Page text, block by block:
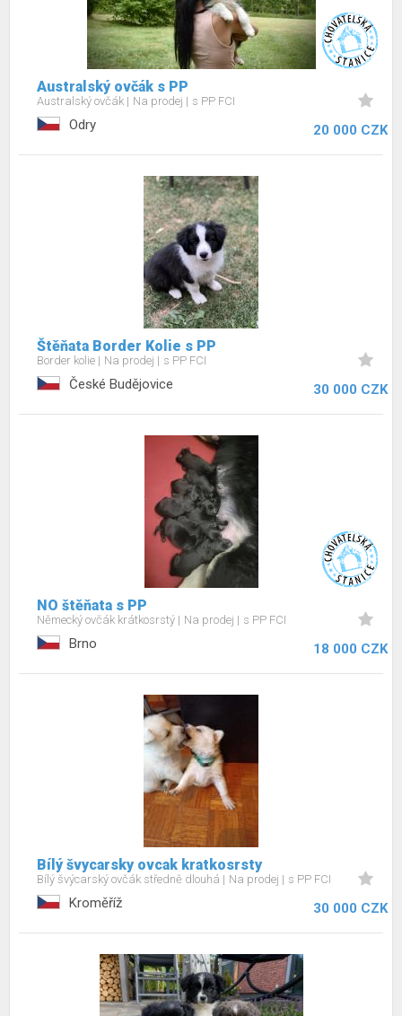
Australský ovčák s PP
Australský ovčák Na prodej s PP FCI
Odry 20 000 CZK
Štěňata Border Kolie s PP
Border kolie Na prodej s PP FCI
České Budějovice 30 000 CZK
NO štěňata s PP
Německý ovčák krátkosrstý Na prodej s PP FCI
Brno 18 000 CZK
Bílý švycarsky ovcak kratkosrsty
Bílý švýcarský ovčák středně dlouhá Na prodej s PP FCI
Kroměříž 30 000 CZK